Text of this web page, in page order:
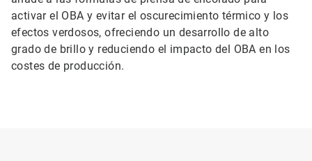
activar el OBA y evitar el oscurecimiento térmico y los
efectos verdosos, ofreciendo un desarrollo de alto
grado de brillo y reduciendo el impacto del OBA en los
costes de producción.